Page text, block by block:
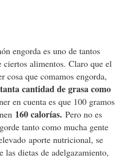
engorda es uno de tantos
alimentos. Claro que el
cosa que comamos engorda,
cantidad de grasa como
en cuenta es que 100 gramos
160 calorías. Pero no es
tanto como mucha gente
aporte nutricional, se
las dietas de adelgazamiento,